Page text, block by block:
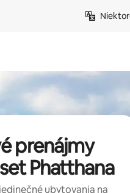
prenájmy
Phatthana
ubytovania na